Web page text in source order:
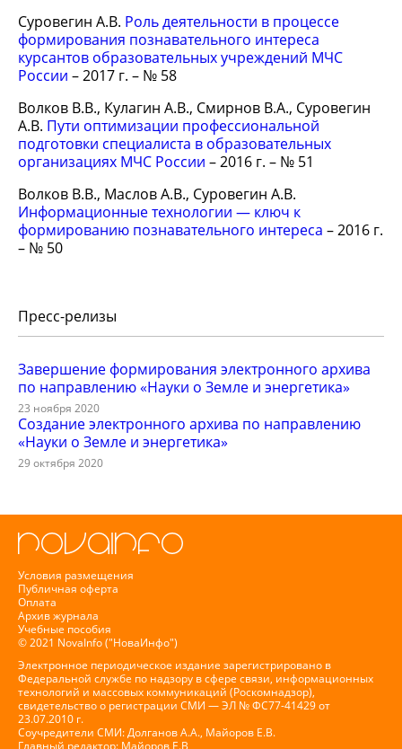
Суровегин А.В. Роль деятельности в процессе
формирования познавательного интереса
курсантов образовательных учреждений МЧС
России – 2017 г. – № 58
Волков В.В., Кулагин А.В., Смирнов В.А., Суровегин
А.В. Пути оптимизации профессиональной
подготовки специалиста в образовательных
организациях МЧС России – 2016 г. – № 51
Волков В.В., Маслов А.В., Суровегин А.В.
Информационные технологии — ключ к
формированию познавательного интереса – 2016 г.
– № 50
Пресс-релизы
Завершение формирования электронного архива
по направлению «Науки о Земле и энергетика»
23 ноября 2020
Создание электронного архива по направлению
«Науки о Земле и энергетика»
29 октября 2020
Условия размещения
Публичная оферта
Оплата
Архив журнала
Учебные пособия
© 2021 NovaInfo ("НоваИнфо")
Электронное периодическое издание зарегистрировано в
Федеральной службе по надзору в сфере связи, информационных
технологий и массовых коммуникаций (Роскомнадзор),
свидетельство о регистрации СМИ — ЭЛ № ФС77-41429 от
23.07.2010 г.
Соучредители СМИ: Долганов А.А., Майоров Е.В.
Главный редактор: Майоров Е.В